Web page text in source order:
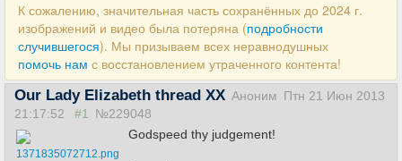
К сожалению, значительная часть сохранённых до 2024 г.
изображений и видео была потеряна (подробности
случившегося). Мы призываем всех неравнодушных
помочь нам с восстановлением утраченного контента!
Our Lady Elizabeth thread XX Аноним Птн 21 Июн 2013
21:17:52
#1 №229048
1371835072712.png
Godspeed thy judgement!